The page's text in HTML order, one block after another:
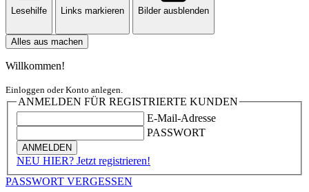
Lesehilfe Links markieren Bilder ausblenden
Alles aus machen
Willkommen!
Einloggen oder Konto anlegen.
ANMELDEN FÜR REGISTRIERTE KUNDEN
E-Mail-Adresse
PASSWORT
ANMELDEN
NEU HIER? Jetzt registrieren!
PASSWORT VERGESSEN